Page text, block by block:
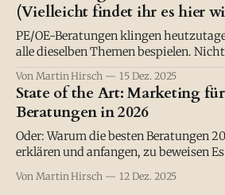
(Vielleicht findet ihr es hier
PE/OE-Beratungen klingen
alle dieselben Themen bespielen. Nicht nur im PE/OE-
schreiben über Agilität. Das sollten wir
nach rechts: "Die bieten jetzt KI-
sollten wir das auch?
Von Martin Hirsch 15 Dez. 2025
State of the Art: Marketing
Beratungen in 2026
Oder: Warum die besten Beratungen
erklären und anfangen, zu beweisen Es gibt eine Frage, die
gestellt habe: „Wenn ein CFO dich
Von Martin Hirsch 12 Dez. 2025